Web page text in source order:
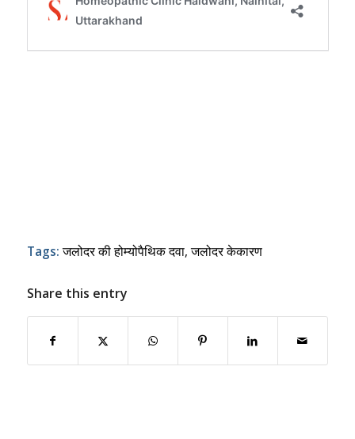
Tags: जलोदर की होम्योपैथिक दवा,जलोदर केकारण
Share this entry